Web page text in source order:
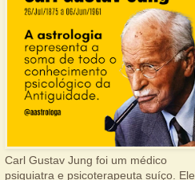
Carl Gustav Jung foi um médico
psiquiatra e psicoterapeuta suíço. Ele